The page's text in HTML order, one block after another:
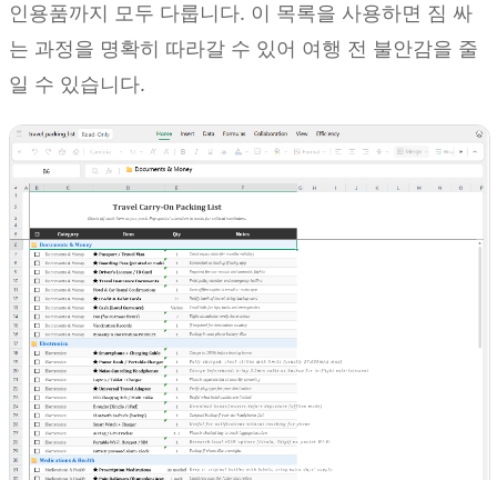
인용품까지 모두 다룹니다. 이 목록을 사용하면 짐 싸
는 과정을 명확히 따라갈 수 있어 여행 전 불안감을 줄
일 수 있습니다.